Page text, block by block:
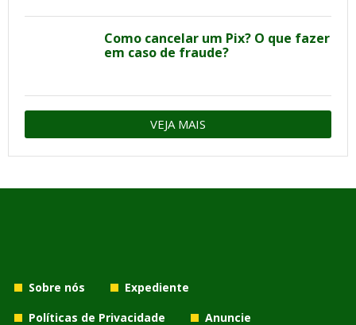
Como cancelar um Pix? O que fazer
em caso de fraude?
VEJA MAIS
Sobre nós
Expediente
Políticas de Privacidade
Anuncie